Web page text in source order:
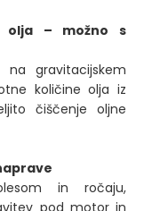
olja – možno s
gravitacijskem
količine olja iz
čiščenje oljne
in ročaju,
pod motor in